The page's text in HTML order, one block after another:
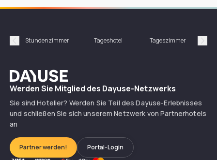
Précédent
Stundenzimmer Tageshotel Tageszimmer
Dayuse
Werden Sie Mitglied des Dayuse-Netzwerks
Sie sind Hotelier? Werden Sie Teil des Dayuse-Erlebnisses
und schließen Sie sich unserem Netzwerk von Partnerhotels
an
Partner werden! Portal-Login